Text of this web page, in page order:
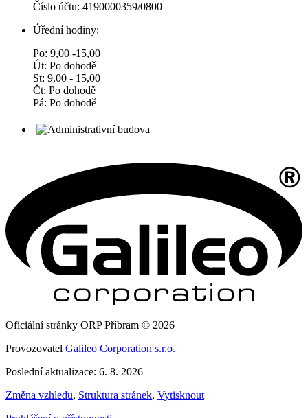
Číslo účtu: 4190000359/0800
Úřední hodiny:
Po: 9,00 -15,00
Út: Po dohodě
St: 9,00 - 15,00
Čt: Po dohodě
Pá: Po dohodě
Oficiální stránky ORP Příbram © 2026
Provozovatel Galileo Corporation s.r.o.
Poslední aktualizace: 6. 8. 2026
Změna vzhledu, Struktura stránek, Vytisknout